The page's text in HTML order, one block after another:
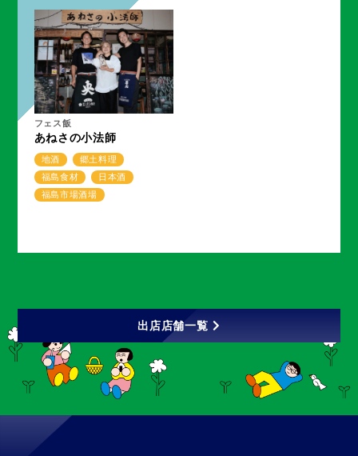
フェス飯
あねさの小法師
地酒
郷土料理
福島食材
日本酒
福島市場酒場
出店店舗一覧